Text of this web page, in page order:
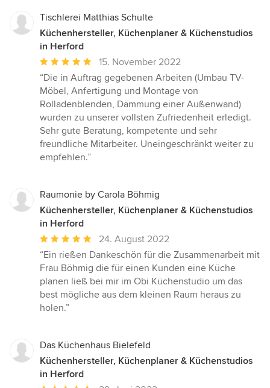
Tischlerei Matthias Schulte
Küchenhersteller, Küchenplaner & Küchenstudios
in Herford
Durchschnittliche
Bewertung:
5
von
5
Sternen
15. November 2022
“Die in Auftrag gegebenen Arbeiten (Umbau TV-
Möbel, Anfertigung und Montage von
Rolladenblenden, Dämmung einer Außenwand)
wurden zu unserer vollsten Zufriedenheit erledigt.
Sehr gute Beratung, kompetente und sehr
freundliche Mitarbeiter. Uneingeschränkt weiter zu
empfehlen.”
Raumonie by Carola Böhmig
Küchenhersteller, Küchenplaner & Küchenstudios
in Herford
Durchschnittliche
Bewertung:
5
von
5
Sternen
24. August 2022
“Ein rießen Dankeschön für die Zusammenarbeit mit
Frau Böhmig die für einen Kunden eine Küche
planen ließ bei mir im Obi Küchenstudio um das
best mögliche aus dem kleinen Raum heraus zu
holen.”
Das Küchenhaus Bielefeld
Küchenhersteller, Küchenplaner & Küchenstudios
in Herford